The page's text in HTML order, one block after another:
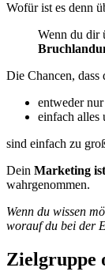
Wofür ist es denn
Wenn du dir
Die Chancen, dass
entweder
einfach alles
sind einfach zu
Dein Marketing
wahrgenommen.
Wenn du wissen
worauf du bei der
Zielgruppe